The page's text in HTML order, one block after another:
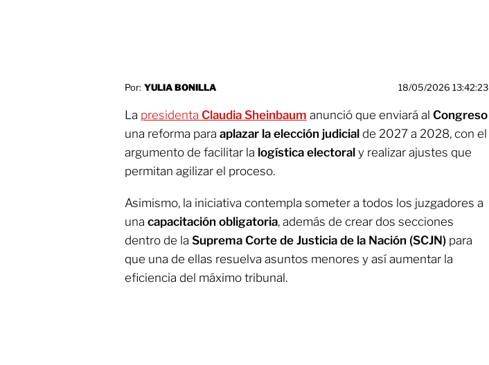
Por: YULIA BONILLA 18/05/2026 13:42:23
La presidenta Claudia Sheinbaum anunció que enviará al Congreso
una reforma para aplazar la elección judicial de 2027 a 2028, con el
argumento de facilitar la logística electoral y realizar ajustes que
permitan agilizar el proceso.
Asimismo, la iniciativa contempla someter a todos los juzgadores a
una capacitación obligatoria, además de crear dos secciones
dentro de la Suprema Corte de Justicia de la Nación (SCJN) para
que una de ellas resuelva asuntos menores y así aumentar la
eficiencia del máximo tribunal.